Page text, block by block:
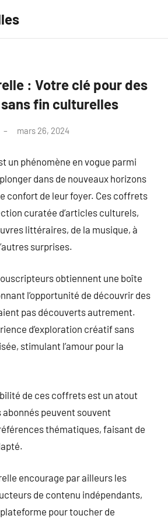
: Votre clé pour des
fin culturelles
mars 26, 2024
un phénomène en vogue parmi
dans de nouveaux horizons
confort de leur foyer. Ces coffrets
curatée d’articles culturels,
littéraires, de la musique, à
surprises.
obtiennent une boîte
l’opportunité de découvrir des
pas découverts autrement.
d’exploration créatif sans
stimulant l’amour pour la
de ces coffrets est un atout
abonnés peuvent souvent
thématiques, faisant de
encourage par ailleurs les
de contenu indépendants,
pour toucher de